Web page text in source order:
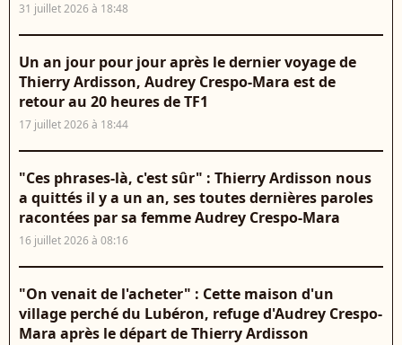
31 juillet 2026 à 18:48
Un an jour pour jour après le dernier voyage de
Thierry Ardisson, Audrey Crespo-Mara est de
retour au 20 heures de TF1
17 juillet 2026 à 18:44
"Ces phrases-là, c'est sûr" : Thierry Ardisson nous
a quittés il y a un an, ses toutes dernières paroles
racontées par sa femme Audrey Crespo-Mara
16 juillet 2026 à 08:16
"On venait de l'acheter" : Cette maison d'un
village perché du Lubéron, refuge d'Audrey Crespo-
Mara après le départ de Thierry Ardisson